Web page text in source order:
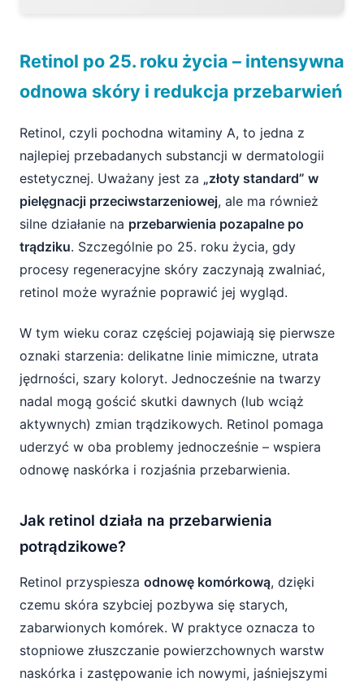
Retinol po 25. roku życia – intensywna
odnowa skóry i redukcja przebarwień
Retinol, czyli pochodna witaminy A, to jedna z
najlepiej przebadanych substancji w dermatologii
estetycznej. Uważany jest za „złoty standard” w
pielęgnacji przeciwstarzeniowej, ale ma również
silne działanie na przebarwienia pozapalne po
trądziku. Szczególnie po 25. roku życia, gdy
procesy regeneracyjne skóry zaczynają zwalniać,
retinol może wyraźnie poprawić jej wygląd.
W tym wieku coraz częściej pojawiają się pierwsze
oznaki starzenia: delikatne linie mimiczne, utrata
jędrności, szary koloryt. Jednocześnie na twarzy
nadal mogą gościć skutki dawnych (lub wciąż
aktywnych) zmian trądzikowych. Retinol pomaga
uderzyć w oba problemy jednocześnie – wspiera
odnowę naskórka i rozjaśnia przebarwienia.
Jak retinol działa na przebarwienia
potrądzikowe?
Retinol przyspiesza odnowę komórkową, dzięki
czemu skóra szybciej pozbywa się starych,
zabarwionych komórek. W praktyce oznacza to
stopniowe złuszczanie powierzchownych warstw
naskórka i zastępowanie ich nowymi, jaśniejszymi